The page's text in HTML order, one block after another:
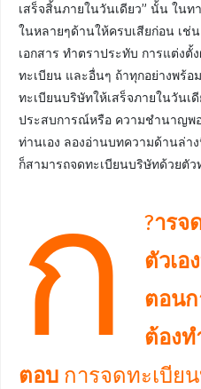
เสร็จสิ้นภายในวันเดียว” นั้น ในท
ในหลายๆด้านให้ครบเสียก่อน เช่
เอกสาร ทำตราประทับ การแต่ง
ทะเบียน และอื่นๆ ถ้าทุกอย่างพร้
ทะเบียนบริษัทให้เสร็จภายในวันเ
ประสบการณ์หรือ ความชำนาญพ
ท่านเอง ลองอ่านบทความด้านล่า
ก็สามารถจดทะเบียนบริษัทด้วยตัว
?
ก
ารจ
ตัวเอ
ตอน
ต้องท
ตอบ การจดทะเบีย